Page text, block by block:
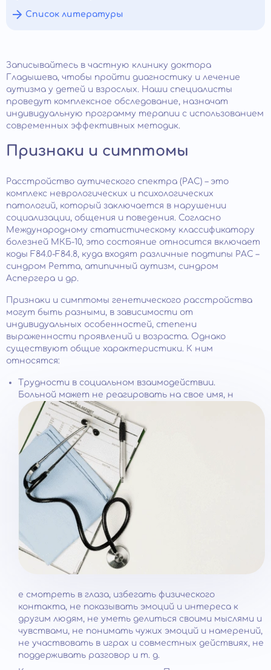
Список литературы
Записывайтесь в частную клинику доктора
Гладышева, чтобы пройти диагностику и лечение
аутизма у детей и взрослых. Наши специалисты
проведут комплексное обследование, назначат
индивидуальную программу терапии с использованием
современных эффективных методик.
Признаки и симптомы
Расстройство аутического спектра (РАС) – это
комплекс неврологических и психологических
патологий, который заключается в нарушении
социализации, общения и поведения. Согласно
Международному статистическому классификатору
болезней МКБ-10, это состояние относится включает
коды F84.0-F84.8, куда входят различные подтипы РАС –
синдром Ретта, атипичный аутизм, синдром
Аспергера и др.
Признаки и симптомы генетического расстройства
могут быть разными, в зависимости от
индивидуальных особенностей, степени
выраженности проявлений и возраста. Однако
существуют общие характеристики. К ним
относятся:
Трудности в социальном взаимодействии.
Больной может не реагировать на свое имя, н
е смотреть в глаза, избегать физического
контакта, не показывать эмоций и интереса к
другим людям, не уметь делиться своими мыслями и
чувствами, не понимать чужих эмоций и намерений,
не участвовать в играх и совместных действиях, не
поддерживать разговор и т. д.